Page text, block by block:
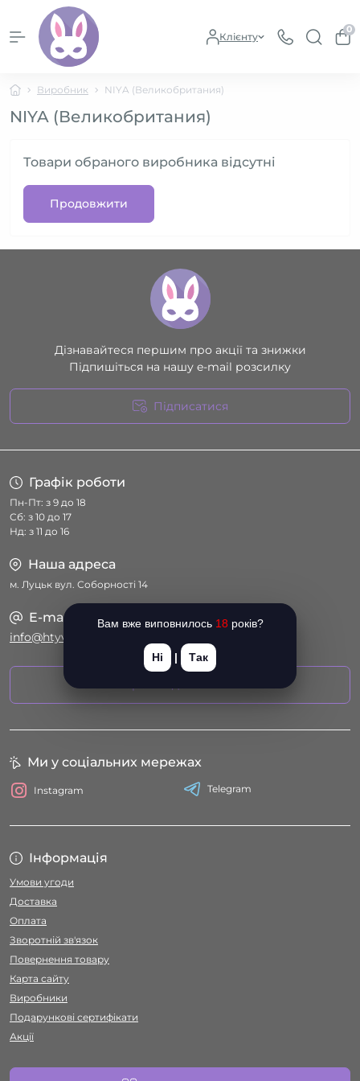
Клієнту
0
Виробник NIYA (Великобритания)
NIYA (Великобритания)
Товари обраного виробника відсутні
Продовжити
Дізнавайтеся першим про акції та знижки
Підпишіться на нашу e-mail розсилку
Підписатися
Графік роботи
Пн-Пт: з 9 до 18
Сб: з 10 до 17
Нд: з 11 до 16
Наша адреса
м. Луцьк вул. Соборності 14
E-mail
info@htyvka.com.ua
Інформація
Умови угоди
Доставка
Оплата
Зворотній зв'язок
Повернення товару
Карта сайту
Виробники
Подарункові сертифікати
Акції
Ми у соціальних мережах
Instagram Telegram
Вам вже виповнилось 18 років?
Ні | Так